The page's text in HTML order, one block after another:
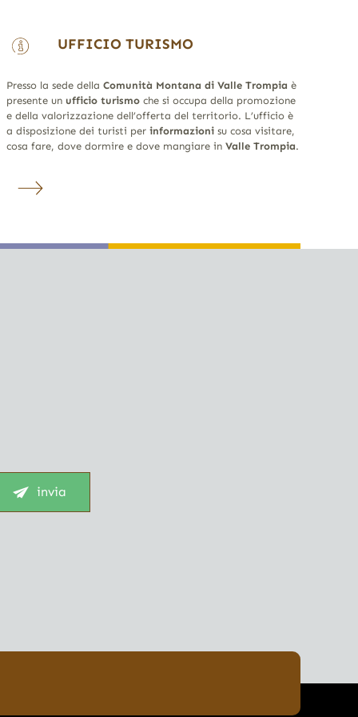
UFFICIO TURISMO
Presso la sede della Comunità Montana di Valle Trompia è
presente un ufficio turismoche si occupa della promozione
e della valorizzazione dell’offerta del territorio. L’ufficio è
a disposizione dei turisti per informazionisu cosa visitare,
cosa fare, dove dormire e dove mangiare in Valle Trompia.
invia